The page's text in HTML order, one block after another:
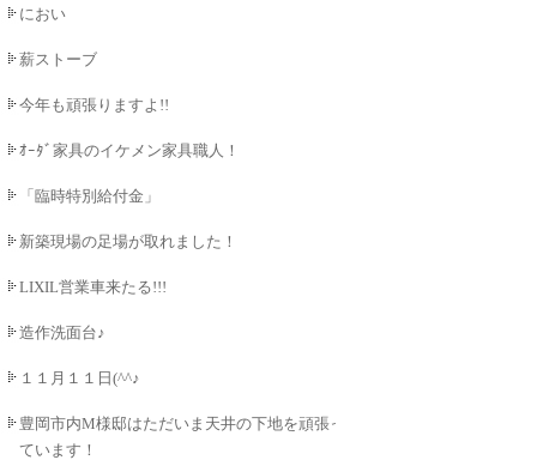
におい
薪ストーブ
今年も頑張りますよ!!
ｵｰﾀﾞ家具のイケメン家具職人！
「臨時特別給付金」
新築現場の足場が取れました！
LIXIL営業車来たる!!!
造作洗面台♪
１１月１１日(^^♪
豊岡市内M様邸はただいま天井の下地を頑張っ
ています！